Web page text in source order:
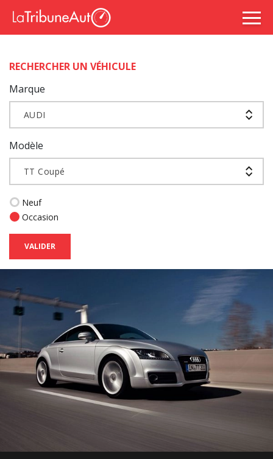
RECHERCHER UN VÉHICULE
Marque
AUDI
Modèle
TT Coupé
Neuf
Occasion
VALIDER